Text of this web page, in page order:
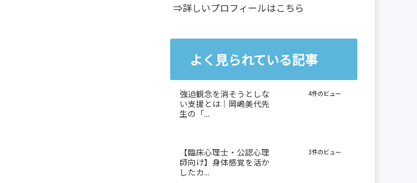
⇒詳しいプロフィールはこちら
よく見られている記事
強迫観念を消そうとしな
い支援とは｜岡嶋美代先
生の「...
4件のビュー
【臨床心理士・公認心理
師向け】身体感覚を活か
したカ...
3件のビュー